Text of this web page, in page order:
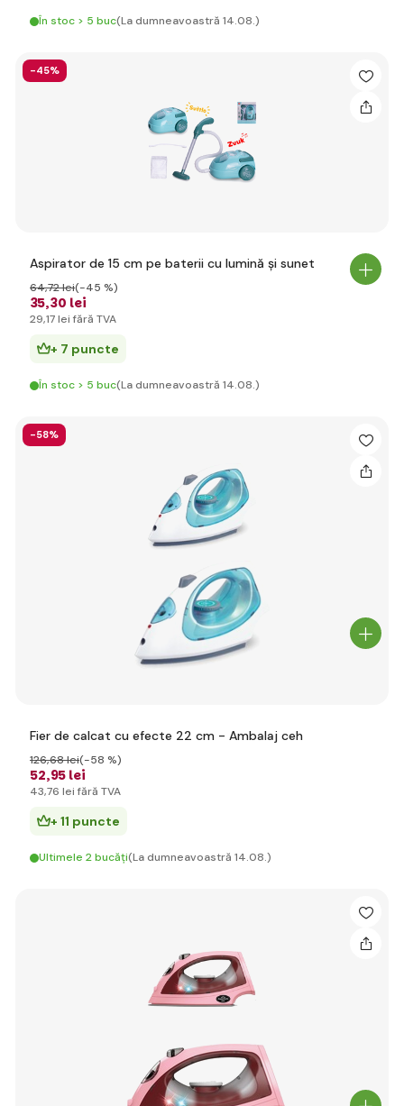
În stoc > 5 buc(La dumneavoastră 14.08.)
-45%
Aspirator de 15 cm pe baterii cu lumină și sunet
35,30 lei
64,72 lei(-45 %)
29,17 lei fără TVA
+ 7 puncte
În stoc > 5 buc(La dumneavoastră 14.08.)
-58%
Fier de calcat cu efecte 22 cm - Ambalaj ceh
52,95 lei
126,68 lei(-58 %)
43,76 lei fără TVA
+ 11 puncte
Ultimele 2 bucăți(La dumneavoastră 14.08.)